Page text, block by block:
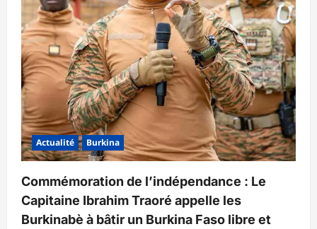
Actualité Burkina
Commémoration de l’indépendance : Le
Capitaine Ibrahim Traoré appelle les
Burkinabè à bâtir un Burkina Faso libre et